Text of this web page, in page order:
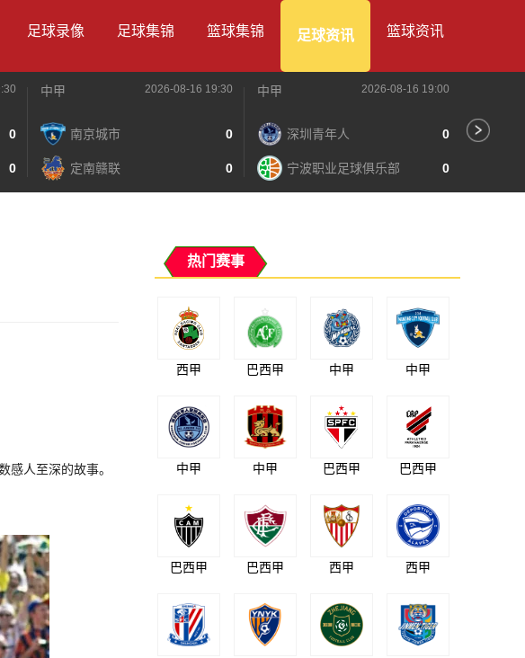
足球录像 足球集锦 篮球集锦 足球资讯 篮球资讯
0
0
中甲 2026-08-16 19:30
南京城市 0
定南赣联 0
中甲 2026-08-16 19:00
深圳青年人 0
宁波职业足球俱乐部 0
感人至深的故事。
热门赛事
西甲 巴西甲 中甲 中甲
中甲 中甲 巴西甲 巴西甲
巴西甲 巴西甲 西甲 西甲